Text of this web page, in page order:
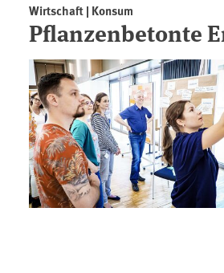
Wirtschaft | Konsum
Pflanzenbetonte